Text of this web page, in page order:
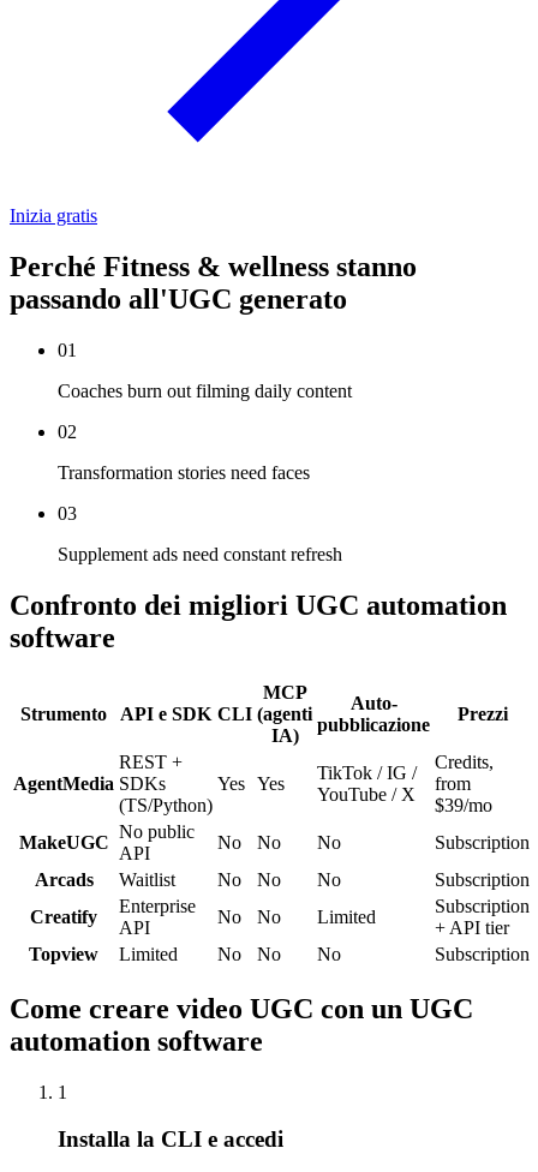
Inizia gratis
Perché Fitness & wellness stanno
passando all'UGC generato
01
Coaches burn out filming daily content
02
Transformation stories need faces
03
Supplement ads need constant refresh
Confronto dei migliori UGC automation
software
Strumento API e SDK CLI
MCP
(agenti
IA)
Auto-
pubblicazione
Prezzi
AgentMedia
REST +
SDKs
(TS/Python)
Yes Yes
TikTok / IG /
YouTube / X
Credits,
from
$39/mo
MakeUGC
No public
API
No No No
Subscription
Arcads
Waitlist No No No
Subscription
Creatify
Enterprise
API
No No Limited
Subscription
+ API tier
Topview
Limited No No No Subscription
Come creare video UGC con un UGC
automation software
1
Installa la CLI e accedi